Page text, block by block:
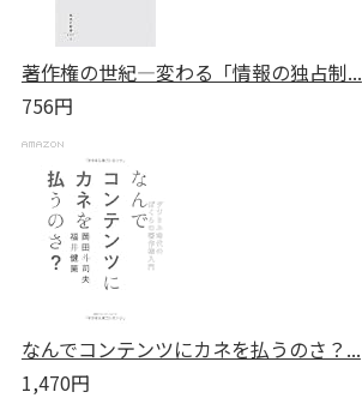
著作権の世紀―変わる「情報の独占制...
756円
なんでコンテンツにカネを払うのさ？...
1,470円